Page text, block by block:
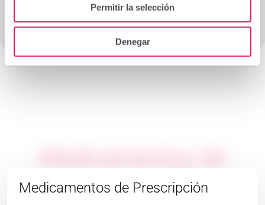
Permitir la selección
Denegar
prescripción
Medicamentos de Prescripción